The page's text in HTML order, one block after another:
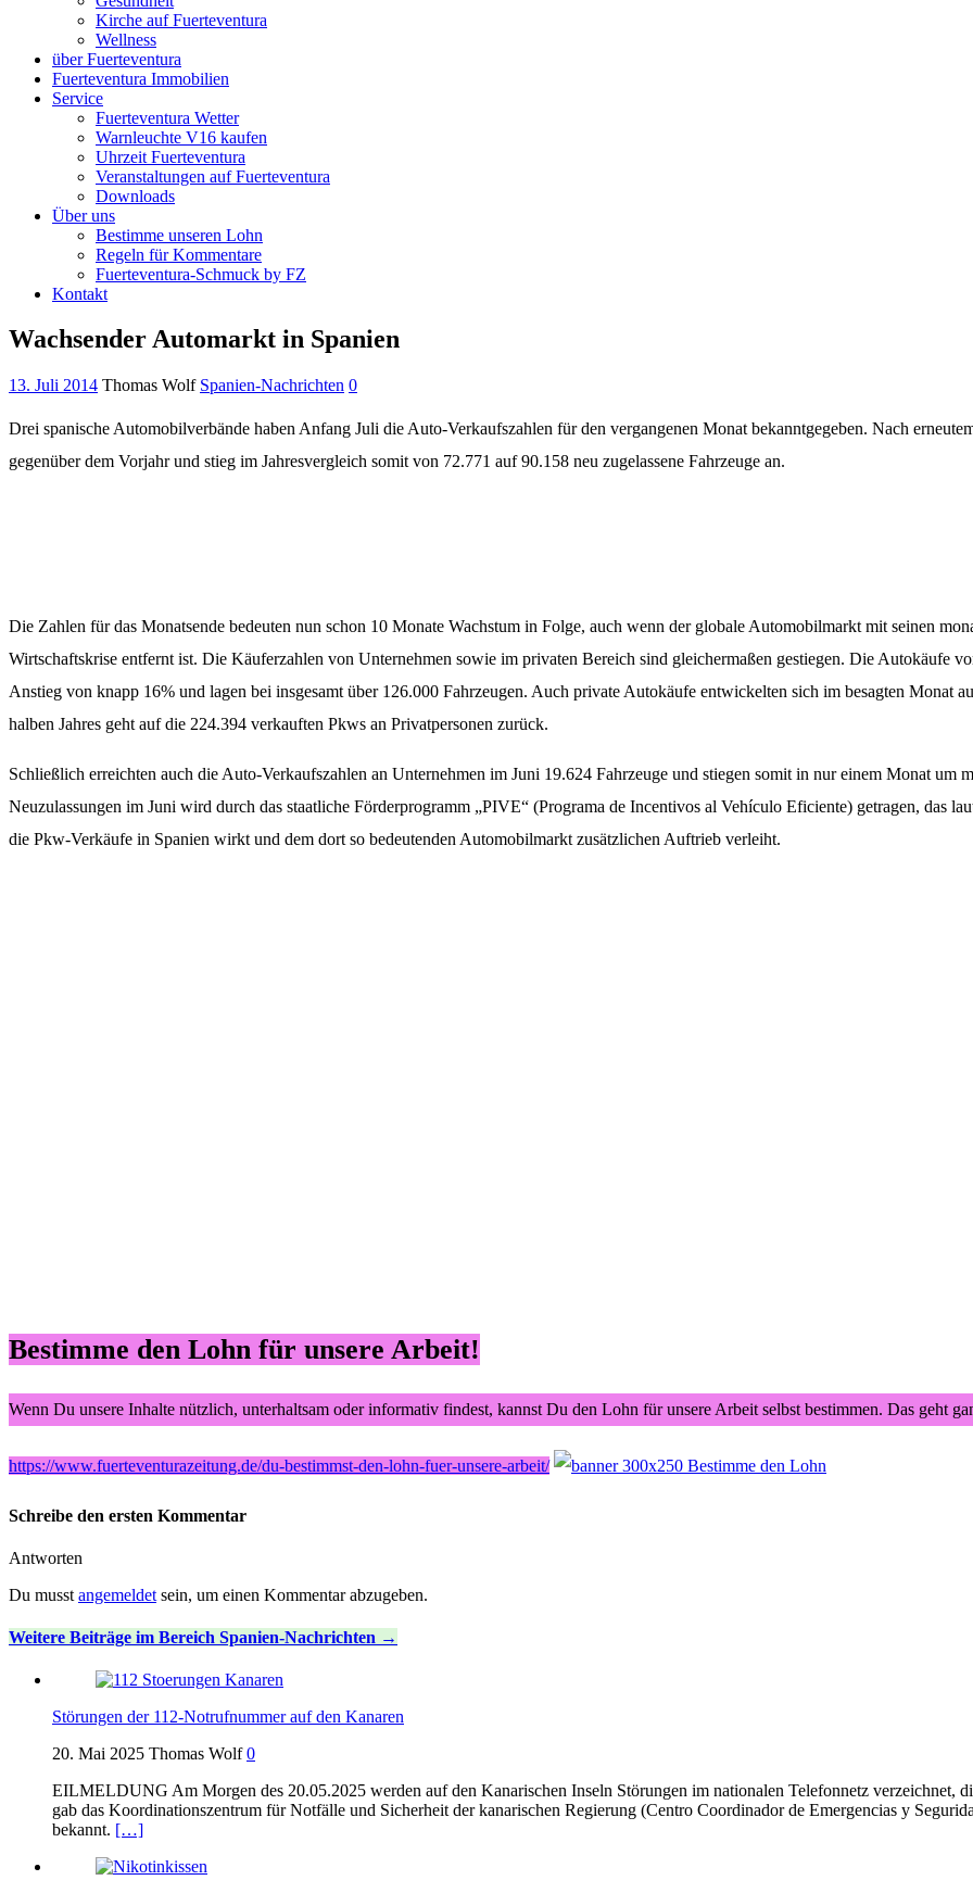
Kirche auf Fuerteventura
Wellness
über Fuerteventura
Fuerteventura Immobilien
Service
Fuerteventura Wetter
Warnleuchte V16 kaufen
Uhrzeit Fuerteventura
Veranstaltungen auf Fuerteventura
Downloads
Über uns
Bestimme unseren Lohn
Regeln für Kommentare
Fuerteventura-Schmuck by FZ
Kontakt
Wachsender Automarkt in Spanien
13. Juli 2014 Thomas Wolf Spanien-Nachrichten 0
Drei spanische Automobilverbände haben Anfang Juli die Auto-Verkaufszahlen für den vergangenen Monat bekanntgegeben. Nach
gegenüber dem Vorjahr und stieg im Jahresvergleich somit von 72.771 auf 90.158 neu zugelassene Fahrzeuge an.
Die Zahlen für das Monatsende bedeuten nun schon 10 Monate Wachstum in Folge, auch wenn der globale Automobilmarkt mit seinen
Wirtschaftskrise entfernt ist. Die Käuferzahlen von Unternehmen sowie im privaten Bereich sind gleichermaßen gestiegen. Die Autokäufe
Anstieg von knapp 16% und lagen bei insgesamt über 126.000 Fahrzeugen. Auch private Autokäufe entwickelten sich im besagten Monat
halben Jahres geht auf die 224.394 verkauften Pkws an Privatpersonen zurück.
Schließlich erreichten auch die Auto-Verkaufszahlen an Unternehmen im Juni 19.624 Fahrzeuge und stiegen somit in nur einem Monat um
Neuzulassungen im Juni wird durch das staatliche Förderprogramm „PIVE“ (Programa de Incentivos al Vehículo Eficiente) getragen, das
die Pkw-Verkäufe in Spanien wirkt und dem dort so bedeutenden Automobilmarkt zusätzlichen Auftrieb verleiht.
Bestimme den Lohn für unsere Arbeit!
Wenn Du unsere Inhalte nützlich, unterhaltsam oder informativ findest, kannst Du den Lohn für unsere Arbeit selbst bestimmen. Das geht
https://www.fuerteventurazeitung.de/du-bestimmst-den-lohn-fuer-unsere-arbeit/
Schreibe den ersten Kommentar
Antworten
Du musst angemeldet sein, um einen Kommentar abzugeben.
Weitere Beiträge im Bereich Spanien-Nachrichten
Störungen der 112-Notrufnummer auf den Kanaren
20. Mai 2025 Thomas Wolf 0
EILMELDUNG Am Morgen des 20.05.2025 werden auf den Kanarischen Inseln Störungen im nationalen Telefonnetz verzeichnet,
gab das Koordinationszentrum für Notfälle und Sicherheit der kanarischen Regierung (Centro Coordinador de Emergencias y
bekannt. […]